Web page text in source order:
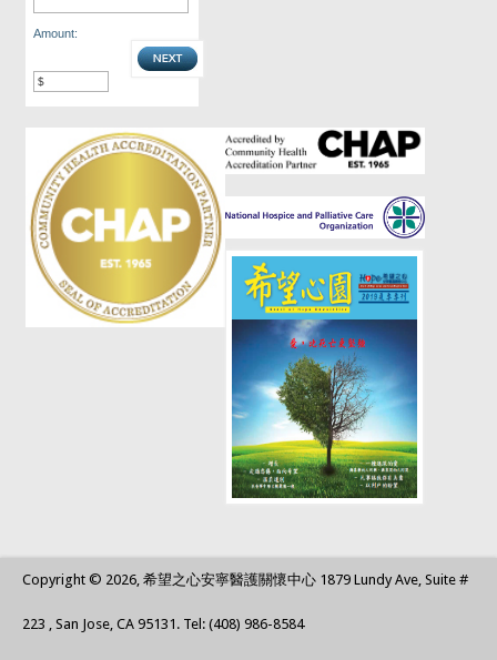
Amount:
Copyright © 2026, 希望之心安寧醫護關懷中心 1879 Lundy Ave, Suite #
223 , San Jose, CA 95131. Tel: (408) 986-8584